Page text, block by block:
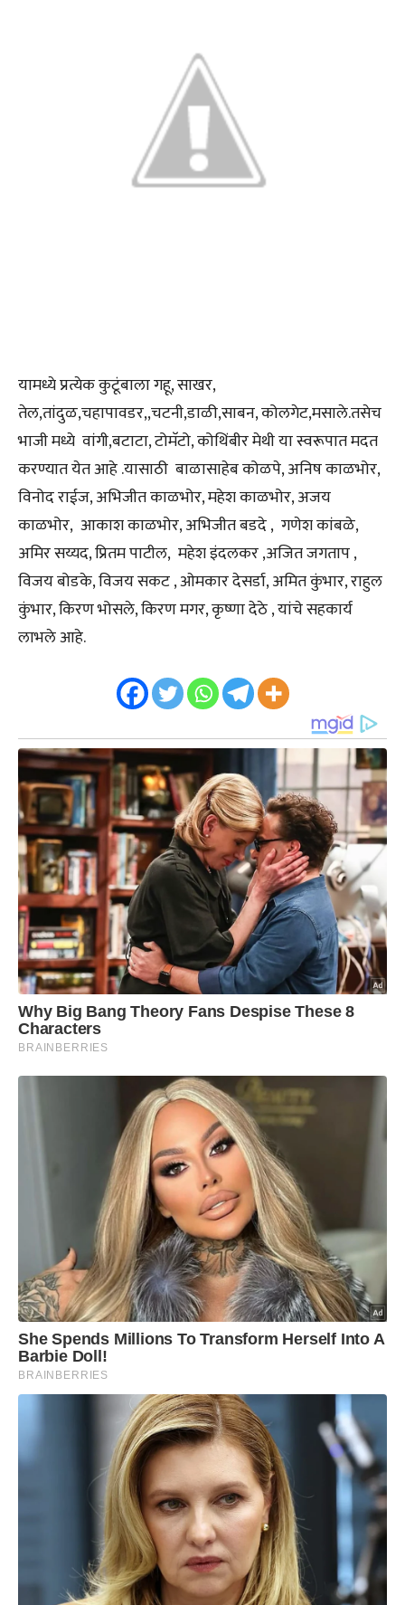
यामध्ये प्रत्येक कुटूंबाला गहू, साखर,
तेल,तांदुळ,चहापावडर,,चटनी,डाळी,साबन, कोलगेट,मसाले.तसेच
भाजी मध्ये वांगी,बटाटा, टोमॅटो, कोथिंबीर मेथी या स्वरूपात मदत
करण्यात येत आहे .यासाठी बाळासाहेब कोळपे, अनिष काळभोर,
विनोद राईज, अभिजीत काळभोर, महेश काळभोर, अजय
काळभोर, आकाश काळभोर, अभिजीत बडदे , गणेश कांबळे,
अमिर सय्यद, प्रितम पाटील, महेश इंदलकर ,अजित जगताप ,
विजय बोडके, विजय सकट , ओमकार देसर्डा, अमित कुंभार, राहुल
कुंभार, किरण भोसले, किरण मगर, कृष्णा देठे , यांचे सहकार्य
लाभले आहे.